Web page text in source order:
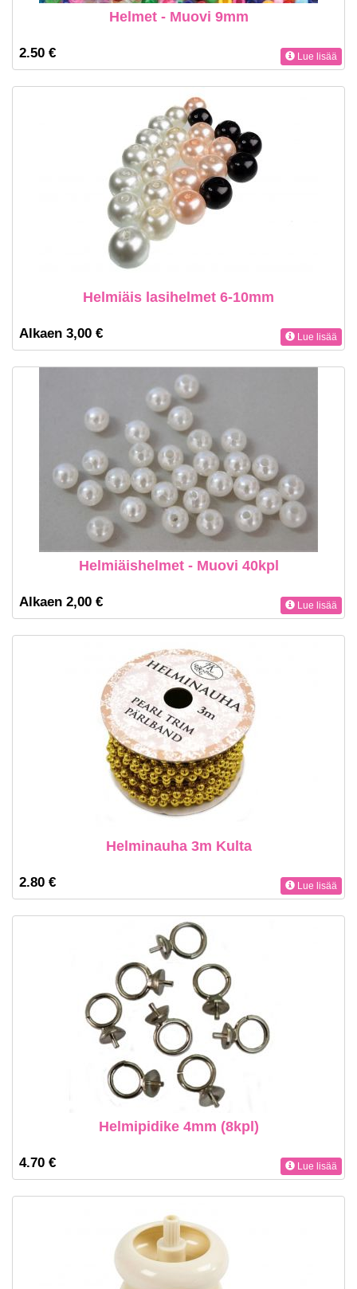
Helmet - Muovi 9mm
2.50 € Lue lisää
Helmiäis lasihelmet 6-10mm
Alkaen 3,00 € Lue lisää
Helmiäishelmet - Muovi 40kpl
Alkaen 2,00 € Lue lisää
Helminauha 3m Kulta
2.80 € Lue lisää
Helmipidike 4mm (8kpl)
4.70 € Lue lisää